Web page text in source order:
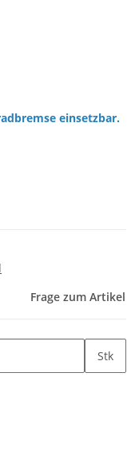
einsetzbar.
Frage zum Artikel
Stk